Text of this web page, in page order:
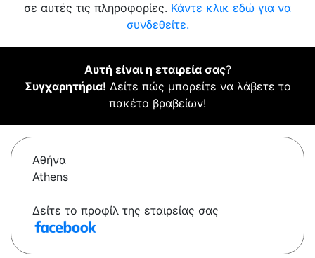
σε αυτές τις πληροφορίες. Κάντε κλικ εδώ για να
συνδεθείτε.
Αυτή είναι η εταιρεία σας?
Συγχαρητήρια! Δείτε πώς μπορείτε να λάβετε το
πακέτο βραβείων!
Αθήνα
Athens
Δείτε το προφίλ της εταιρείας σας